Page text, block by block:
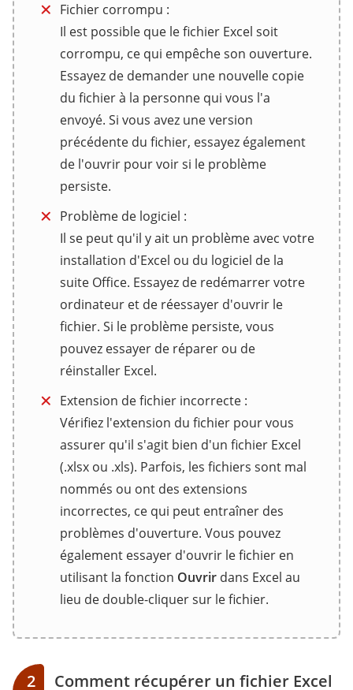
Fichier corrompu :
Il est possible que le fichier Excel soit
corrompu, ce qui empêche son ouverture.
Essayez de demander une nouvelle copie
du fichier à la personne qui vous l'a
envoyé. Si vous avez une version
précédente du fichier, essayez également
de l'ouvrir pour voir si le problème
persiste.
Problème de logiciel :
Il se peut qu'il y ait un problème avec votre
installation d'Excel ou du logiciel de la
suite Office. Essayez de redémarrer votre
ordinateur et de réessayer d'ouvrir le
fichier. Si le problème persiste, vous
pouvez essayer de réparer ou de
réinstaller Excel.
Extension de fichier incorrecte :
Vérifiez l'extension du fichier pour vous
assurer qu'il s'agit bien d'un fichier Excel
(.xlsx ou .xls). Parfois, les fichiers sont mal
nommés ou ont des extensions
incorrectes, ce qui peut entraîner des
problèmes d'ouverture. Vous pouvez
également essayer d'ouvrir le fichier en
utilisant la fonction Ouvrir dans Excel au
lieu de double-cliquer sur le fichier.
2 Comment récupérer un fichier Excel